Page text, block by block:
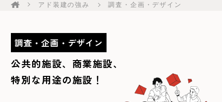
アド装建の強み 調査・企画・デザイン
調査・企画・デザイン
公共的施設、商業施設、
特別な用途の施設！